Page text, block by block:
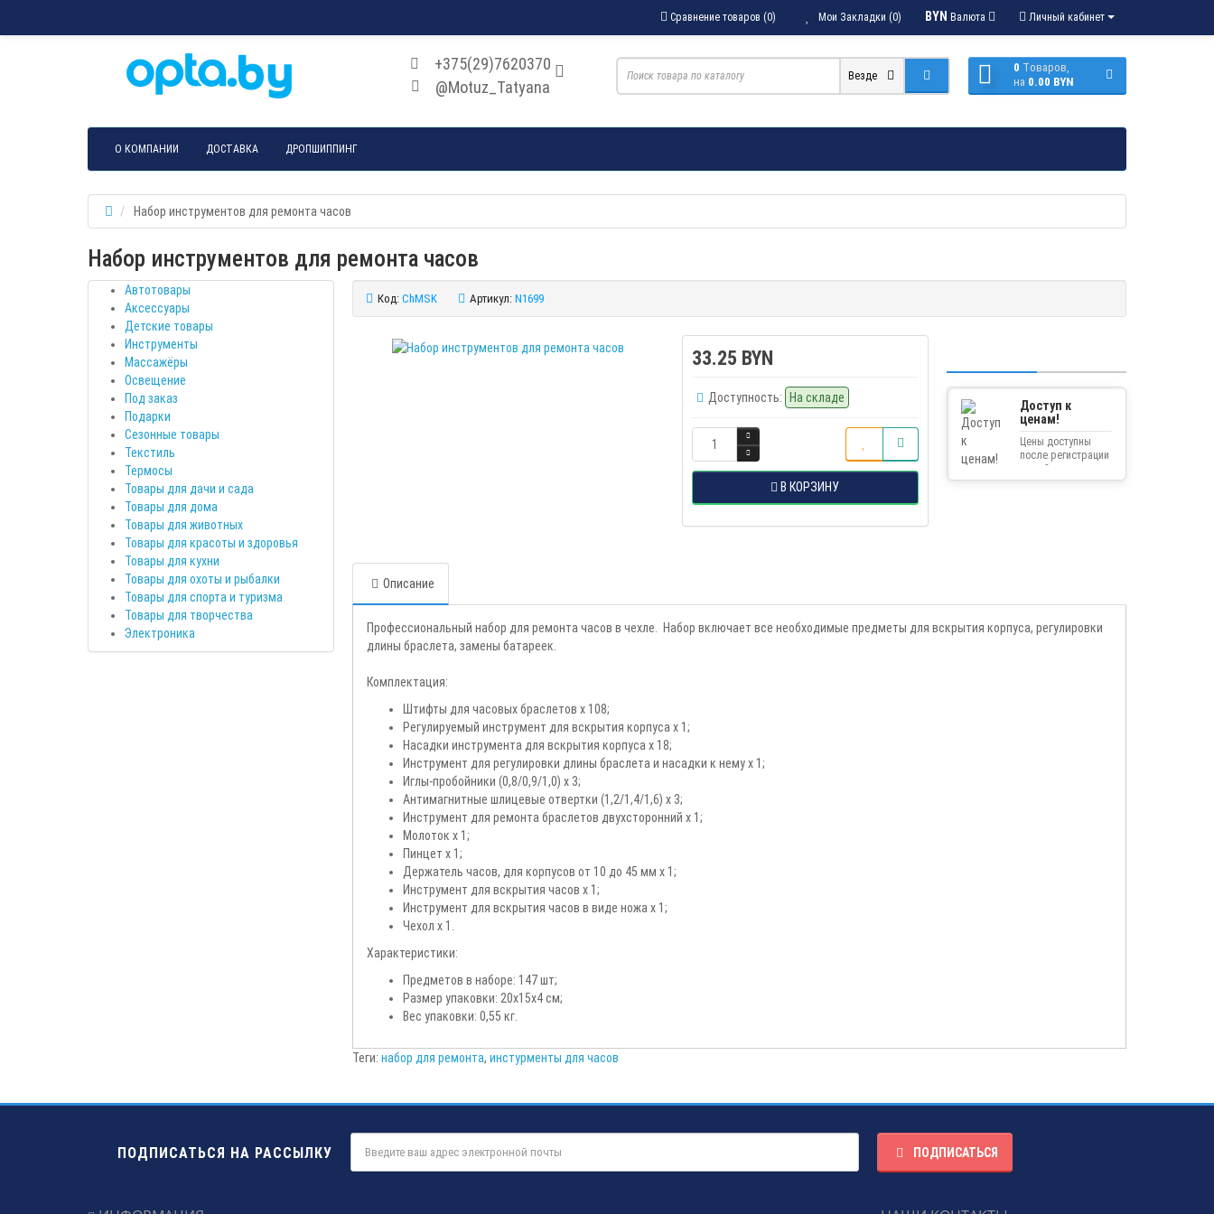
Личный кабинет
BYN Валюта
Мои Закладки (0)
Сравнение товаров (0)
+375(29)7620370
@Motuz_Tatyana
0 Tоваров,
на 0.00 BYN
Везде
О КОМПАНИИ ДОСТАВКА ДРОПШИППИНГ
Набор инструментов для ремонта часов
Набор инструментов для ремонта часов
Автотовары
Аксессуары
Детские товары
Инструменты
Массажёры
Освещение
Под заказ
Подарки
Сезонные товары
Текстиль
Термосы
Товары для дачи и сада
Товары для дома
Товары для животных
Товары для красоты и здоровья
Товары для кухни
Товары для охоты и рыбалки
Товары для спорта и туризма
Товары для творчества
Электроника
Код: ChMSK Артикул: N1699
33.25 BYN
Доступность: На складе
В КОРЗИНУ
Доступ к
ценам!
Цены доступны
после регистрации
на сайте.
Описание
Профессиональный набор для ремонта часов в чехле. Набор включает все необходимые предметы для вскрытия корпуса, регулировки
длины браслета, замены батареек.
Комплектация:
Штифты для часовых браслетов х 108;
Регулируемый инструмент для вскрытия корпуса х 1;
Насадки инструмента для вскрытия корпуса х 18;
Инструмент для регулировки длины браслета и насадки к нему х 1;
Иглы-пробойники (0,8/0,9/1,0) х 3;
Антимагнитные шлицевые отвертки (1,2/1,4/1,6) х 3;
Инструмент для ремонта браслетов двухсторонний х 1;
Молоток х 1;
Пинцет х 1;
Держатель часов, для корпусов от 10 до 45 мм х 1;
Инструмент для вскрытия часов х 1;
Инструмент для вскрытия часов в виде ножа х 1;
Чехол х 1.
Характеристики:
Предметов в наборе: 147 шт;
Размер упаковки: 20х15х4 см;
Вес упаковки: 0,55 кг.
Теги: набор для ремонта, инстурменты для часов
ПОДПИСАТЬСЯ НА РАССЫЛКУ ПОДПИСАТЬСЯ